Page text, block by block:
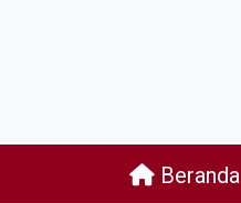
Beranda